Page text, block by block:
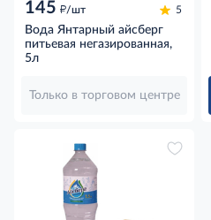
145 д/шт 5
Вода Янтарный айсберг
питьевая негазированная,
5л
Только в торговом центре